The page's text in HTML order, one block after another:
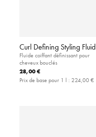
Curl Defining Styling Fluid
Fluide coiffant définissant pour
cheveux bouclés
28,00 €
Prix de base pour 1 l : 224,00 €